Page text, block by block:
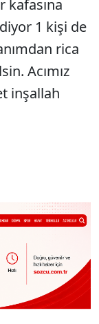
1 kişi de
rica
Acımız
inşallah